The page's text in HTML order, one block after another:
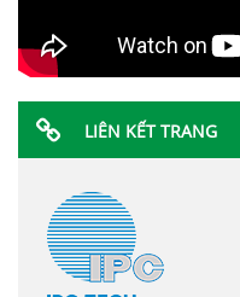
LIÊN KẾT TRANG